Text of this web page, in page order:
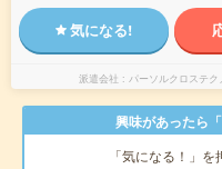
気になる!
派遣会社 パーソルクロステ
興味があったら
「気になる！」